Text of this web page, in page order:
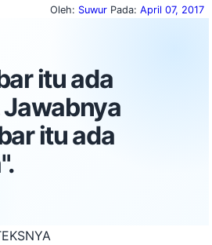
Oleh: Suwur Pada: April 07, 2017
itu ada
itu ada